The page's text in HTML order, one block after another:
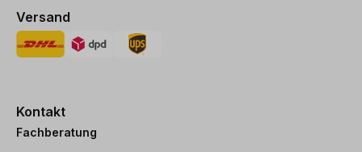
Versand
Kontakt
Fachberatung